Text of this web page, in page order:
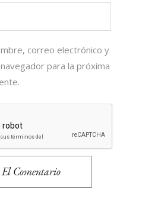
correo electrónico y
para la próxima
Comentario